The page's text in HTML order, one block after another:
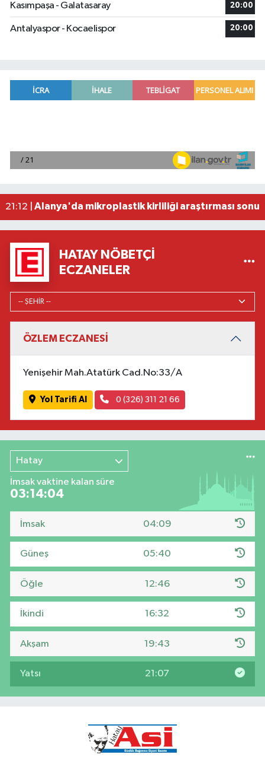
Kasımpaşa - Galatasaray 20:00
Antalyaspor - Kocaelispor 20:00
22:31 |
Cumhurbaşkanı Erdoğan, yarın Suudi
23:57 |Manavgat'ta kuyuya düşen çocuk itfaiye
HATAY NÖBETÇI
ECZANELER
ÖZLEM ECZANESİ
Yenişehir Mah.Atatürk Cad.No:33/A
Yol Tarifi Al 0 (326) 311 21 66
Hatay
İmsak vaktine kalan süre
03:14:02
İmsak 04:09
Güneş 05:40
Öğle 12:46
İkindi 16:32
Akşam 19:43
Yatsı 21:07